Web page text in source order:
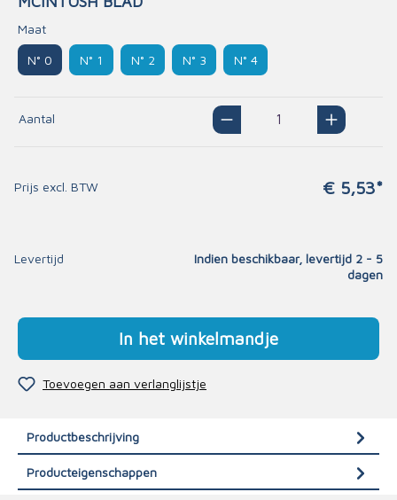
Maat
N° 0 N° 1 N° 2 N° 3 N° 4
Aantal
Prijs excl. BTW € 5,53*
Levertijd
Indien beschikbaar, levertijd 2 - 5
dagen
In het winkelmandje
Toevoegen aan verlanglijstje
Productbeschrijving
Producteigenschappen